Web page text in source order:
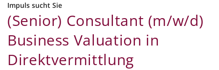
Impuls sucht Sie
(Senior) Consultant (m/w/d)
Business Valuation in
Direktvermittlung